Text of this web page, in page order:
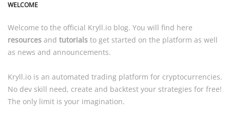
WELCOME
Welcome to the official Kryll.io blog. You will find here
resources and tutorials to get started on the platform as well
as news and announcements.
Kryll.io is an automated trading platform for cryptocurrencies.
No dev skill need, create and backtest your strategies for free!
The only limit is your imagination.